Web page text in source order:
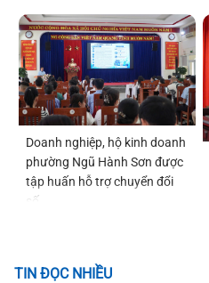
Doanh nghiệp, hộ kinh doanh
phường Ngũ Hành Sơn được
tập huấn hỗ trợ chuyển đổi
số
TIN ĐỌC NHIỀU